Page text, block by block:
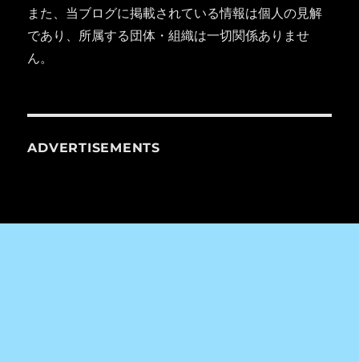
また、当ブログに掲載されている情報は個人の見解
であり、所属する団体・組織は一切関係ありませ
ん。
ADVERTISEMENTS